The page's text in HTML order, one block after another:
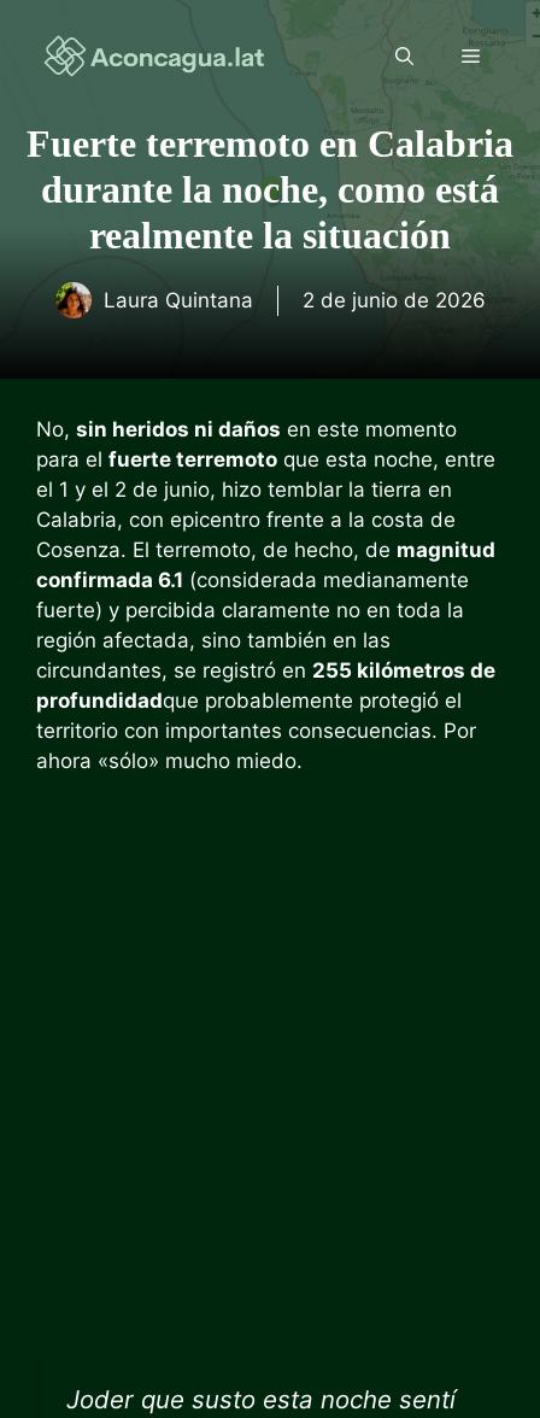
contenido
Menú
Fuerte terremoto en Calabria
durante la noche, como está
realmente la situación
Laura Quintana 2 de junio de 2026
No, sin heridos ni daños en este momento
para el fuerte terremoto que esta noche, entre
el 1 y el 2 de junio, hizo temblar la tierra en
Calabria, con epicentro frente a la costa de
Cosenza. El terremoto, de hecho, de magnitud
confirmada 6.1 (considerada medianamente
fuerte) y percibida claramente no en toda la
región afectada, sino también en las
circundantes, se registró en 255 kilómetros de
profundidadque probablemente protegió el
territorio con importantes consecuencias. Por
ahora «sólo» mucho miedo.
Joder que susto esta noche sentí